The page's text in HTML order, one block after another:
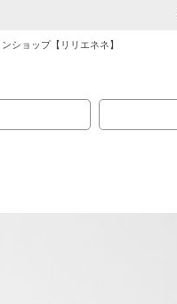
ショップ【リリエネネ】